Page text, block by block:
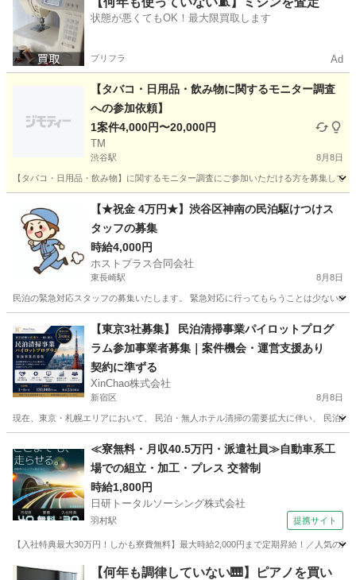
状態が悪くてもOK！最大限買取します
プリフラ Ad
【タバコ・日用品・飲み物に関するモニター調査
への参加依頼】
1案件4,000円〜20,000円
TM
渋谷駅 8月8日
【タバコ・日用品・飲み物】に関するモニター調査にご参加いただける方を募集し
渋谷駅 その他 モニター
【★祝金 4万円★】渋谷区神南の民泊駆けつけス
タッフの募集
時給4,000円
ホストプラス合同会社
東長崎駅 8月8日
民泊の緊急対応スタッフの募集いたします。 緊急対応に行ってもらうことは少ない
東長崎駅 その他 スタッフ
【東京3社募集】 民泊清掃事業パイロットプログ
ラム参加事業者募集｜案件機会・運営支援あり
契約に準ずる
XinChao株式会社
新宿区 8月8日
現在、東京・札幌エリアにおいて、 民泊・無人ホテル清掃の需要拡大に伴い、 民泊
その他 スタッフ
≪寮無料・月収40.5万円・派遣社員≫自動車系工
場での組立・加工・プレス 交替制
時給1,800円
日研トータルソーシング株式会社
羽村駅 提携サイト
【入社特典最大30万円！しかも寮費無料】最大時給2,000円まで定期昇給！／人気の
東京 羽村市 羽村駅 その他
【何年も調律していない🎹】ピアノを買い